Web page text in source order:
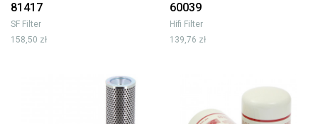
81417
SF Filter
158,50 zł
60039
Hifi Filter
139,76 zł